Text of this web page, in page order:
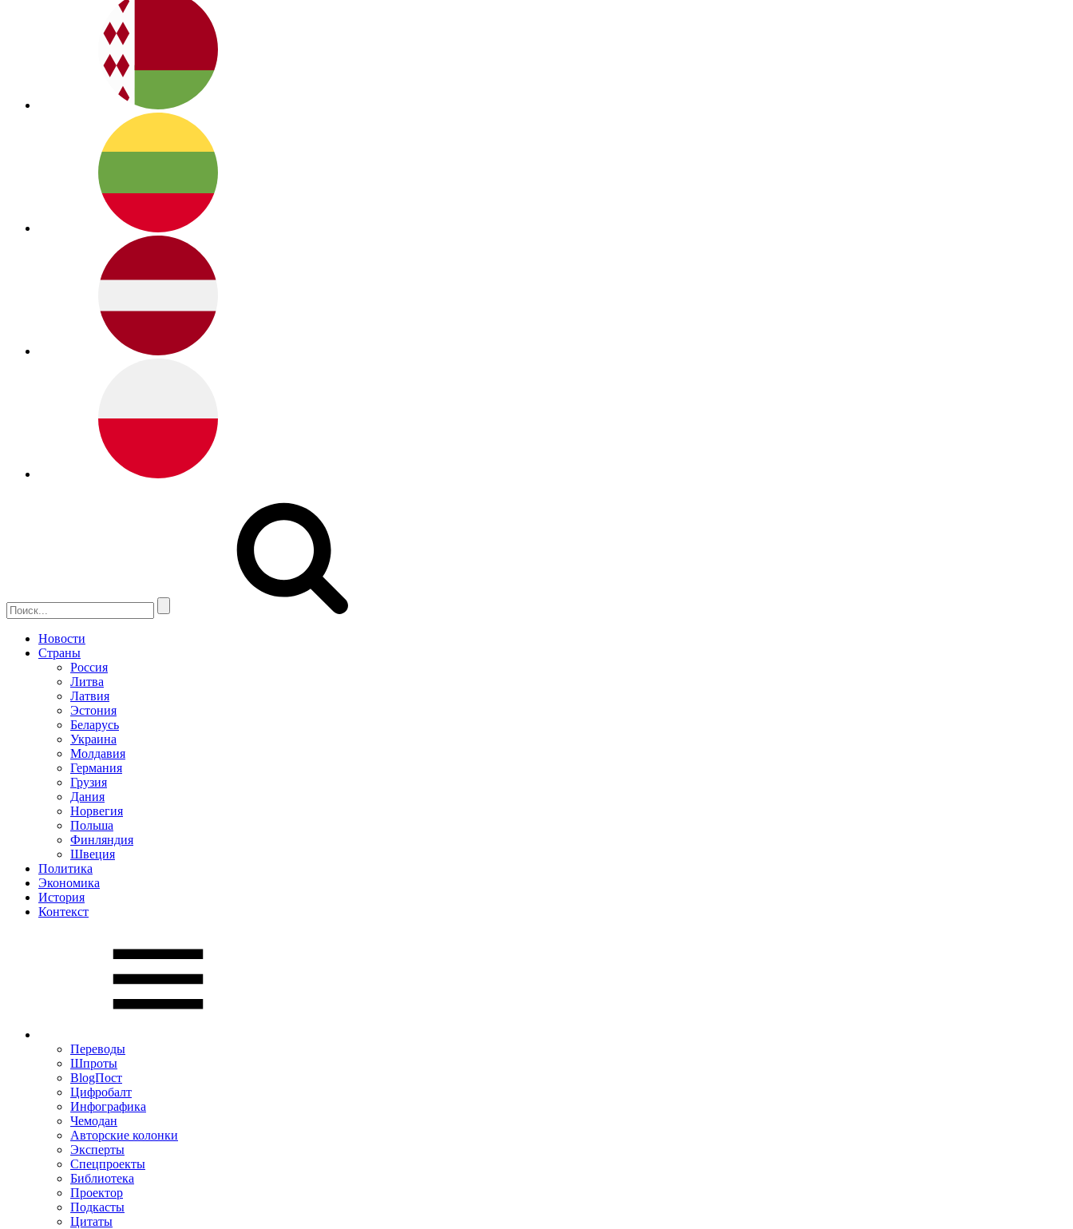
Новости
Страны
Россия
Литва
Латвия
Эстония
Беларусь
Украина
Молдавия
Германия
Грузия
Дания
Норвегия
Польша
Финляндия
Швеция
Политика
Экономика
История
Контекст
Переводы
Шпроты
BlogПост
Цифробалт
Инфографика
Чемодан
Авторские колонки
Эксперты
Спецпроекты
Библиотека
Проектор
Подкасты
Цитаты